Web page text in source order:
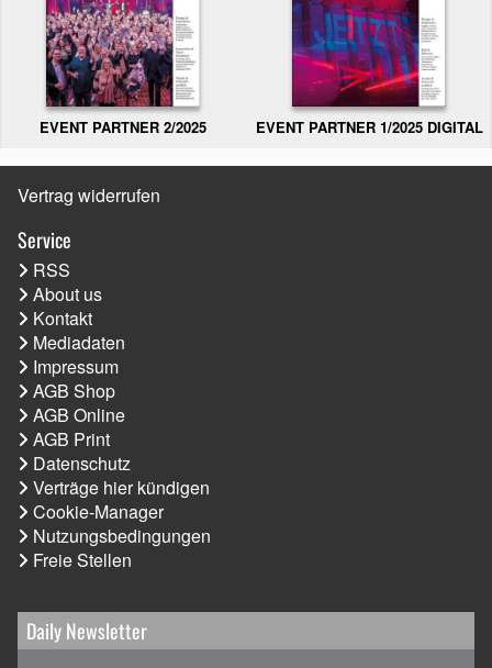
EVENT PARTNER 2/2025 EVENT PARTNER 1/2025 DIGITAL
Vertrag widerrufen
Service
RSS
About us
Kontakt
Mediadaten
Impressum
AGB Shop
AGB Online
AGB Print
Datenschutz
Verträge hier kündigen
Cookie-Manager
Nutzungsbedingungen
Freie Stellen
Daily Newsletter